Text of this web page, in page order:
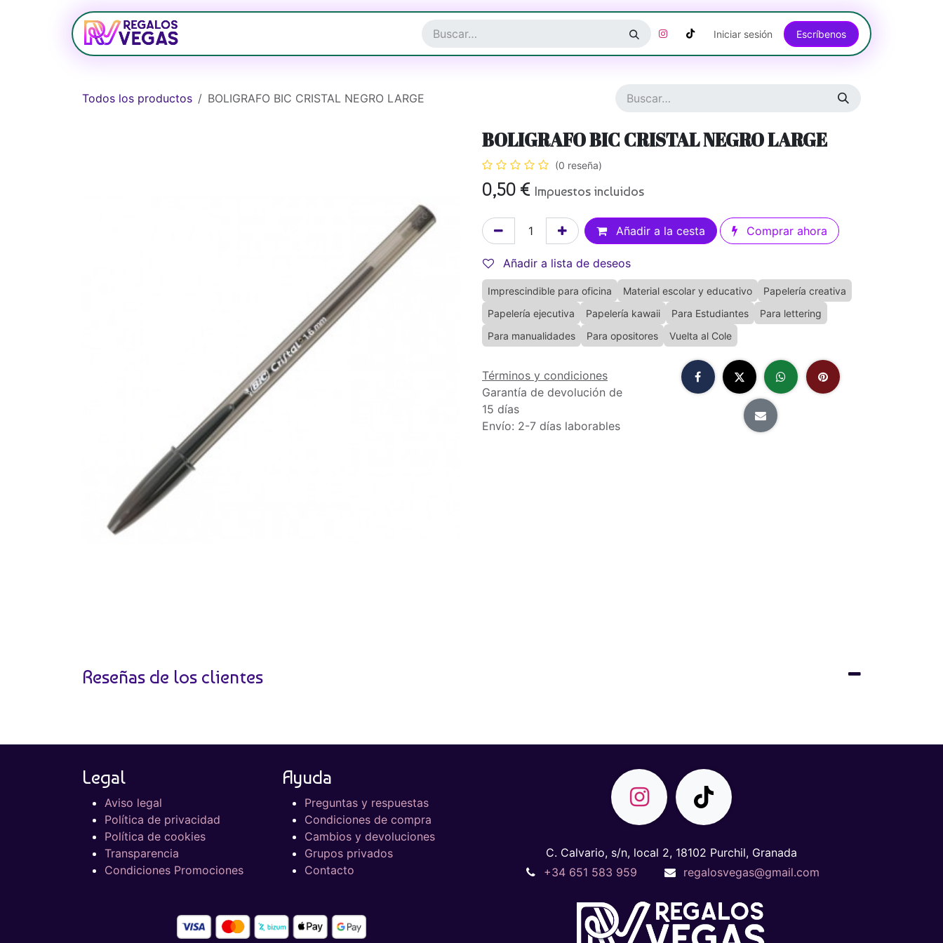
Joyería Iniciar sesión Escríbenos​​​​​​​​​​​​​​​​
Todos los productos BOLIGRAFO BIC CRISTAL NEGRO LARGE
BOLIGRAFO BIC CRISTAL NEGRO LARGE
(0 reseña)
0,50 € Impuestos incluidos
Añadir a la cesta Comprar ahora
Añadir a lista de deseos
Imprescindible para oficina Material escolar y educativo
Papelería creativa
Papelería ejecutiva
Papelería kawaii Para Estudiantes
Para lettering
Para manualidades
Para opositores Vuelta al Cole
Términos y condiciones
Garantía de devolución de
15 días
Envío: 2-7 días laborables
Reseñas de los clientes
Legal
Aviso legal
Política de privacidad
Política de cookies
Transparencia
Condiciones Promociones
Ayuda
Preguntas y respuestas
Condiciones de compra
Cambios y devoluciones
Grupos privados
Contacto
C. Calvario, s/n, local 2, 18102 Purchil, Granada
+34 651 583 959
regalosvegas@gmail.com